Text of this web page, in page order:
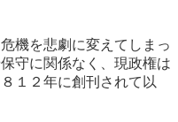
機を悲劇に変えてしまっ
守に関係なく、現政権は
１２年に創刊されて以